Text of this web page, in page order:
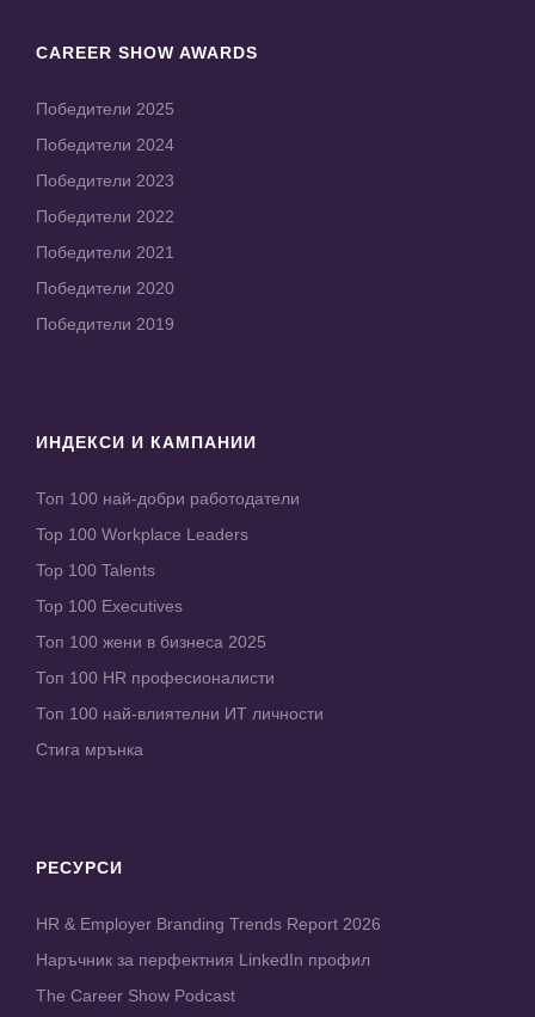
CAREER SHOW AWARDS
Победители 2025
Победители 2024
Победители 2023
Победители 2022
Победители 2021
Победители 2020
Победители 2019
ИНДЕКСИ И КАМПАНИИ
Топ 100 най-добри работодатели
Top 100 Workplace Leaders
Top 100 Talents
Top 100 Executives
Топ 100 жени в бизнеса 2025
Топ 100 HR професионалисти
Топ 100 най-влиятелни ИТ личности
Стига мрънка
РЕСУРСИ
HR & Employer Branding Trends Report 2026
Наръчник за перфектния LinkedIn профил
The Career Show Podcast